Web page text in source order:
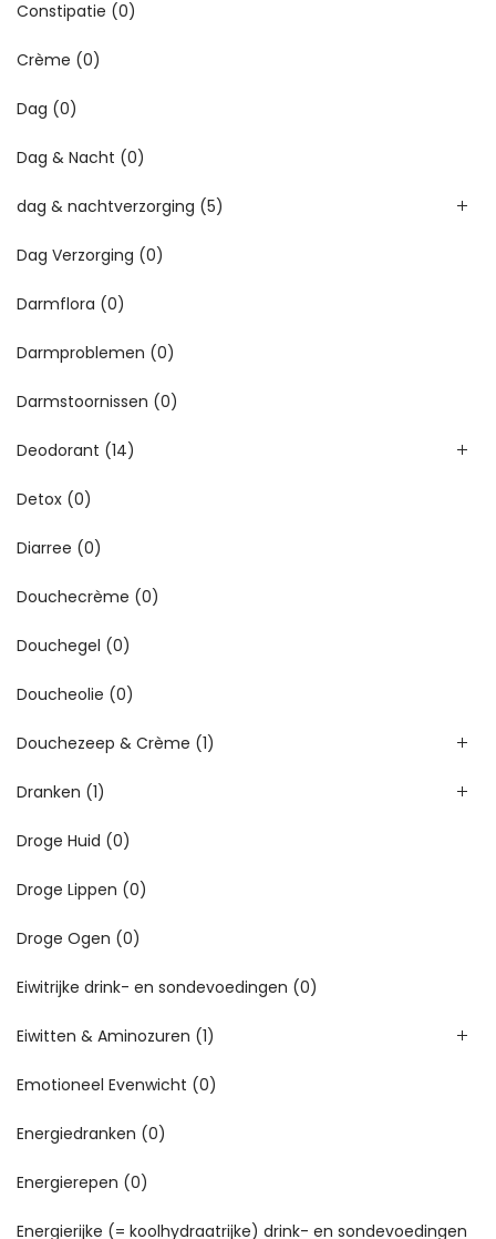
Constipatie (0)
Crème (0)
Dag (0)
Dag & Nacht (0)
dag & nachtverzorging (5)
Dag Verzorging (0)
Darmflora (0)
Darmproblemen (0)
Darmstoornissen (0)
Deodorant (14)
Detox (0)
Diarree (0)
Douchecrème (0)
Douchegel (0)
Doucheolie (0)
Douchezeep & Crème (1)
Dranken (1)
Droge Huid (0)
Droge Lippen (0)
Droge Ogen (0)
Eiwitrijke drink- en sondevoedingen (0)
Eiwitten & Aminozuren (1)
Emotioneel Evenwicht (0)
Energiedranken (0)
Energierepen (0)
Energierijke (= koolhydraatrijke) drink- en sondevoedingen